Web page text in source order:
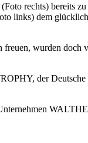
rechts) bereits
links) dem
wurden
der